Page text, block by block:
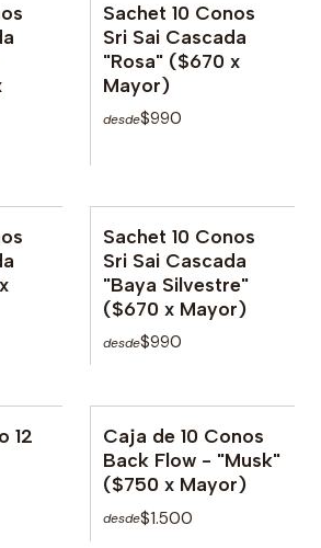
Sachet 10 Conos
Sri Sai Cascada
"Rosa" ($670 x
Mayor)
desde$990
No disponible
Sachet 10 Conos
Sri Sai Cascada
"Baya Silvestre"
($670 x Mayor)
desde$990
12
Caja de 10 Conos
Back Flow - "Musk"
($750 x Mayor)
desde$1.500